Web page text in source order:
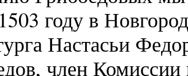
году в
Настасьи
член